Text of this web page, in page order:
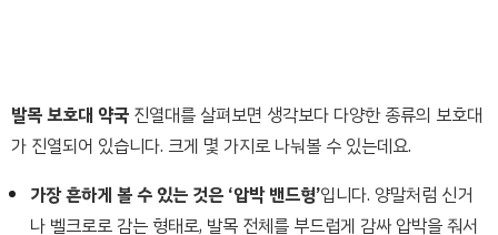
발목 보호대 약국 진열대를 살펴보면 생각보다 다양한 종류의 보호대
가 진열되어 있습니다. 크게 몇 가지로 나눠볼 수 있는데요.
가장 흔하게 볼 수 있는 것은 ‘압박 밴드형’입니다. 양말처럼 신거
나 벨크로로 감는 형태로, 발목 전체를 부드럽게 감싸 압박을 줘서